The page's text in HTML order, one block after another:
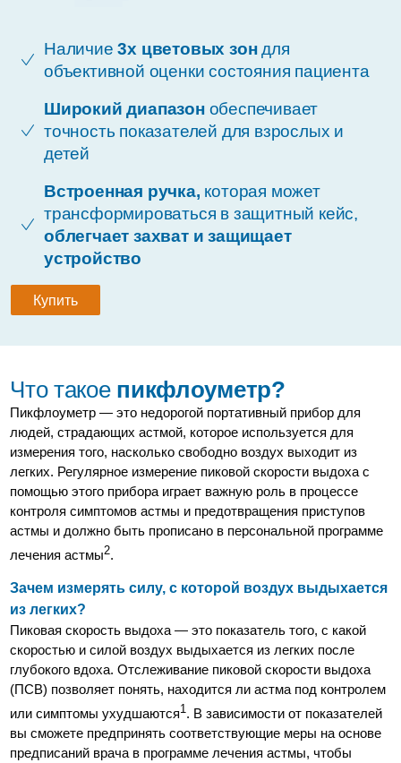
Наличие3х цветовых зондля
объективной оценки состояния пациента
Широкий диапазон обеспечивает
точность показателей для взрослых и
детей
Встроенная ручка, которая может
трансформироваться в защитный кейс,
облегчает захват и защищает
устройство
Купить
Что такое пикфлоуметр?
Пикфлоуметр — это недорогой портативный прибор для
людей, страдающих астмой, которое используется для
измерения того, насколько свободно воздух выходит из
легких. Регулярное измерение пиковой скорости выдоха с
помощью этого прибора играет важную роль в процессе
контроля симптомов астмы и предотвращения приступов
астмы и должно быть прописано в персональной программе
лечения астмы2.
Зачем измерять силу, с которой воздух выдыхается
из легких?
Пиковая скорость выдоха — это показатель того, с какой
скоростью и силой воздух выдыхается из легких после
глубокого вдоха. Отслеживание пиковой скорости выдоха
(ПСВ) позволяет понять, находится ли астма под контролем
или симптомы ухудшаются1. В зависимости от показателей
вы сможете предпринять соответствующие меры на основе
предписаний врача в программе лечения астмы, чтобы